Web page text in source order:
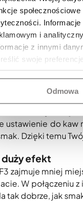
i
z innymi
swoje
Odmowa
do ponad
łatwo zapisać w
system
o jakości jak
połączenie
w dowolnym
wybór na
lodzie często
ustawienie do kaw
Dzięki temu
duży efekt
zajmuje mniej
W połączeniu
tak dobrze, jak